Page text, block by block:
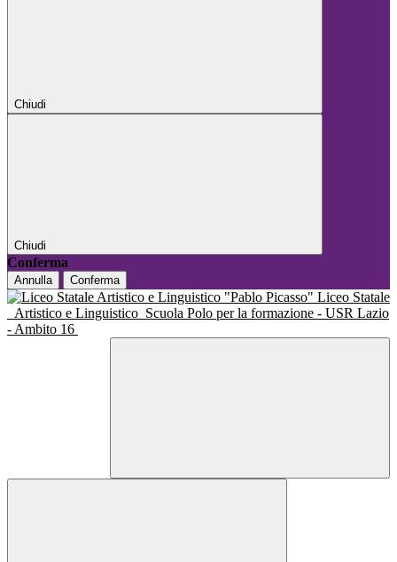
Chiudi
Chiudi
Conferma
Annulla Conferma
Liceo Statale
Artistico e Linguistico Scuola Polo per la formazione - USR Lazio
- Ambito 16